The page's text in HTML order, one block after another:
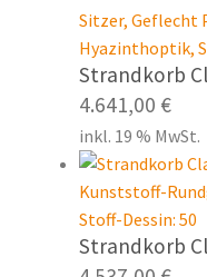
Strandkorb
4.641,00 €
inkl. 19 % MwSt.
Strandkorb